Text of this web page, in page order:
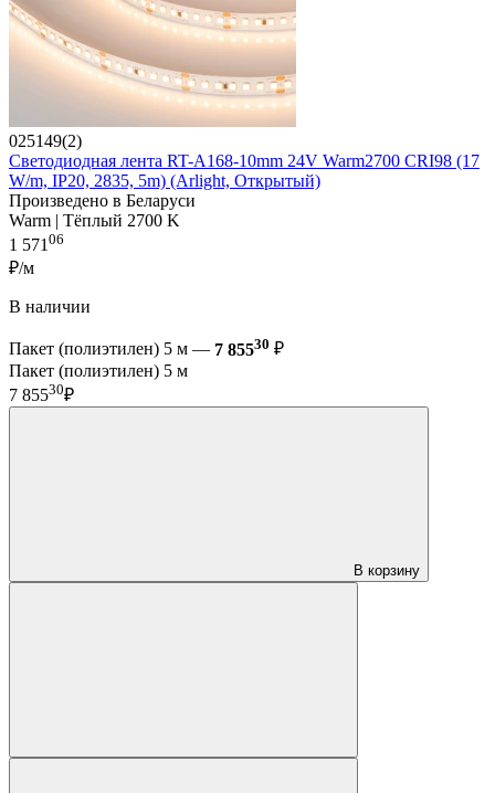
025149(2)
Светодиодная лента RT-A168-10mm 24V Warm2700 CRI98 (17
W/m, IP20, 2835, 5m) (Arlight, Открытый)
Произведено в Беларуси
Warm | Тёплый 2700 K
1 57106
₽/м
В наличии
Пакет (полиэтилен) 5 м — 7 85530 ₽
Пакет (полиэтилен) 5 м
7 85530₽
В корзину